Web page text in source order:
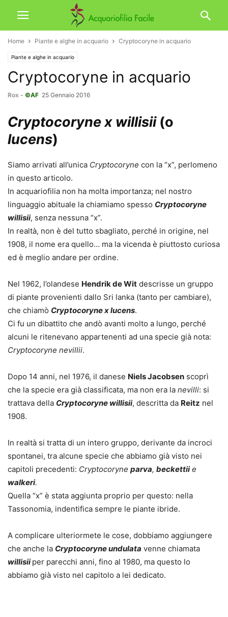
Home Piante e alghe in acquario Cryptocoryne in acquario
Piante e alghe in acquario
Cryptocoryne in acquario
Rox - ©AF 25 Gennaio 2016
Cryptocoryne x willisii (o
lucens)
Siamo arrivati all’unica Cryptocoryne con la “x”, perlomeno
in questo articolo.
In acquariofilia non ha molta importanza; nel nostro
linguaggio abituale la chiamiamo spesso Cryptocoryne
willisii, senza nessuna “x”.
In realtà, non è del tutto sbagliato, perché in origine, nel
1908, il nome era quello… ma la vicenda è piuttosto curiosa
ed è meglio andare per ordine.
Nel 1962, l’olandese Hendrik de Wit descrisse un gruppo
di piante provenienti dallo Sri lanka (tanto per cambiare),
che chiamò Cryptocoryne x lucens.
Ci fu un dibattito che andò avanti molto a lungo, perché
alcuni le ritenevano appartenenti ad una specie già nota:
Cryptocoryne nevillii.
Dopo 14 anni, nel 1976, il danese Niels Jacobsen scoprì
che la specie era già classificata, ma non era la nevilli: si
trattava della Cryptocoryne willisii, descritta da Reitz nel
1908.
In realtà si tratta di un intero gruppo, derivante da incroci
spontanei, tra alcune specie che abbiamo già visto nei
capitoli precedenti: Cryptocoryne parva, beckettiie
walkeri.
Quella “x” è stata aggiunta proprio per questo: nella
Tassonomia, indentifica sempre le piante ibride.
A complicare ulteriormete le cose, dobbiamo aggiungere
che anche la Cryptocoryne undulata venne chiamata
willisii per parecchi anni, fino al 1980, ma questo lo
abbiamo già visto nel capitolo a lei dedicato.